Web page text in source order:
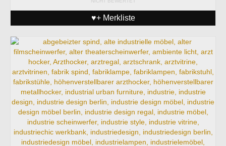
♥+ Merkliste